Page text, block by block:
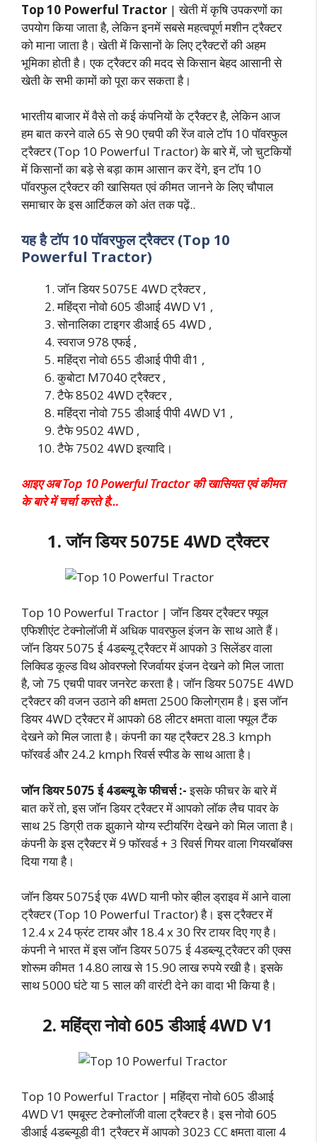
Top 10 Powerful Tractor | खेती में कृषि उपकरणों का
उपयोग किया जाता है, लेकिन इनमें सबसे महत्वपूर्ण मशीन ट्रैक्टर
को माना जाता है। खेती में किसानों के लिए ट्रैक्टरों की अहम
भूमिका होती है। एक ट्रैक्टर की मदद से किसान बेहद आसानी से
खेती के सभी कामों को पूरा कर सकता है।
भारतीय बाजार में वैसे तो कई कंपनियों के ट्रैक्टर है, लेकिन आज
हम बात करने वाले 65 से 90 एचपी की रेंज वाले टॉप 10 पॉवरफुल
ट्रैक्टर (Top 10 Powerful Tractor) के बारे में, जो चुटकियों
में किसानों का बड़े से बड़ा काम आसान कर देंगे, इन टॉप 10
पॉवरफुल ट्रैक्टर की खासियत एवं कीमत जानने के लिए चौपाल
समाचार के इस आर्टिकल को अंत तक पढ़ें..
यह है टॉप 10 पॉवरफुल ट्रैक्टर (Top 10
Powerful Tractor)
जॉन डियर 5075E 4WD ट्रैक्टर ,
महिंद्रा नोवो 605 डीआई 4WD V1 ,
सोनालिका टाइगर डीआई 65 4WD ,
स्वराज 978 एफई ,
महिंद्रा नोवो 655 डीआई पीपी वी1 ,
कुबोटा M7040 ट्रैक्टर ,
टैफे 8502 4WD ट्रैक्टर ,
महिंद्रा नोवो 755 डीआई पीपी 4WD V1 ,
टैफे 9502 4WD ,
टैफे 7502 4WD इत्यादि।
आइए अब Top 10 Powerful Tractor की खासियत एवं कीमत
के बारे में चर्चा करते है…
1. जॉन डियर 5075E 4WD ट्रैक्टर
Top 10 Powerful Tractor | जॉन डियर ट्रैक्टर फ्यूल
एफिशीएंट टेक्नोलॉजी में अधिक पावरफुल इंजन के साथ आते हैं।
जॉन डियर 5075 ई 4डब्ल्यू ट्रैक्टर में आपको 3 सिलेंडर वाला
लिक्विड कूल्ड विथ ओवरफ्लो रिजर्वायर इंजन देखने को मिल जाता
है, जो 75 एचपी पावर जनरेट करता है। जॉन डियर 5075E 4WD
ट्रैक्टर की वजन उठाने की क्षमता 2500 किलोग्राम है। इस जॉन
डियर 4WD ट्रैक्टर में आपको 68 लीटर क्षमता वाला फ्यूल टैंक
देखने को मिल जाता है। कंपनी का यह ट्रैक्टर 28.3 kmph
फॉरवर्ड और 24.2 kmph रिवर्स स्पीड के साथ आता है।
जॉन डियर 5075 ई 4डब्ल्यू के फीचर्स :-इसके फीचर के बारे में
बात करें तो, इस जॉन डियर ट्रैक्टर में आपको लॉक लैच पावर के
साथ 25 डिग्री तक झुकाने योग्य स्टीयरिंग देखने को मिल जाता है।
कंपनी के इस ट्रैक्टर में 9 फॉरवर्ड + 3 रिवर्स गियर वाला गियरबॉक्स
दिया गया है।
जॉन डियर 5075ई एक 4WD यानी फोर व्हील ड्राइव में आने वाला
ट्रैक्टर (Top 10 Powerful Tractor) है। इस ट्रैक्टर में
12.4 x 24 फ्रंट टायर और 18.4 x 30 रिर टायर दिए गए है।
कंपनी ने भारत में इस जॉन डियर 5075 ई 4डब्ल्यू ट्रैक्टर की एक्स
शोरूम कीमत 14.80 लाख से 15.90 लाख रुपये रखी है। इसके
साथ 5000 घंटे या 5 साल की वारंटी देने का वादा भी किया है।
2. महिंद्रा नोवो 605 डीआई 4WD V1
Top 10 Powerful Tractor | महिंद्रा नोवो 605 डीआई
4WD V1 एमबूस्ट टेक्नोलॉजी वाला ट्रैक्टर है। इस नोवो 605
डीआई 4डब्ल्यूडी वी1 ट्रैक्टर में आपको 3023 CC क्षमता वाला 4